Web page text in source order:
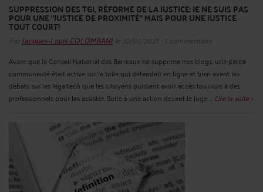
SUPPRESSION DES TGI, RÉFORME DE LA JUSTICE: JE NE SUIS PAS
POUR UNE "JUSTICE DE PROXIMITÉ" MAIS POUR UNE JUSTICE
TOUT COURT!
Par Jacques-Louis COLOMBANI le 10/01/2018 - 1 commentaire
Avant que le Conseil National des Barreaux ne supprime nos blogs, une petite
communauté était active sur la toile qui défendait en ligne et bien avant les
débats sur les légaltech que les citoyens puissent avoir accès toujours à des
professionnels pour les assister. Suite à une action devant le juge ... Lire la suite >